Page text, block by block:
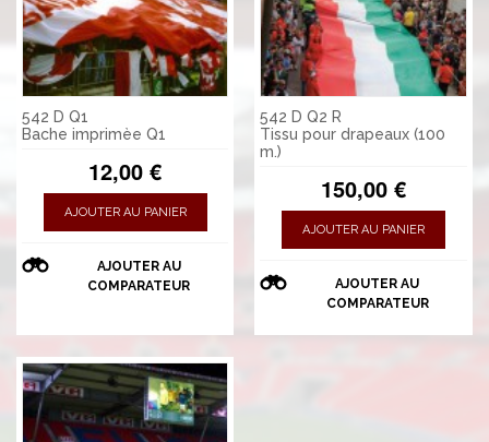
542 D Q1
Bache imprimèe Q1
12,00 €
AJOUTER AU PANIER
AJOUTER AU
COMPARATEUR
542 D Q2 R
Tissu pour drapeaux (100
m.)
150,00 €
AJOUTER AU PANIER
AJOUTER AU
COMPARATEUR